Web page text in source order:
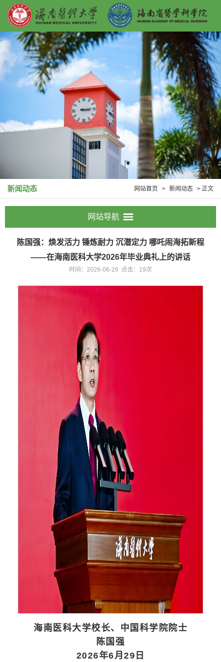
新闻动态 网站首页 > 新闻动态 > 正文
网站导航
陈国强：焕发活力 锤炼耐力 沉潜定力 哪吒闹海拓新程
——在海南医科大学2026年毕业典礼上的讲话
时间：2026-06-29 点击： 19次
海南医科大学校长、中国科学院院士
陈国强
2026年6月29日